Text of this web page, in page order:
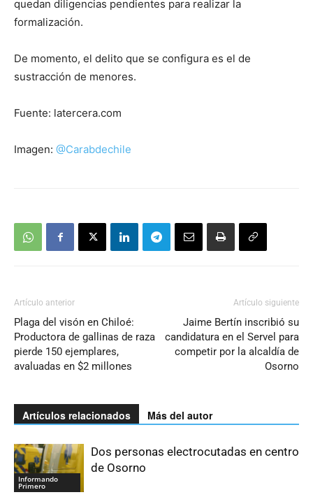
quedan diligencias pendientes para realizar la
formalización.
De momento, el delito que se configura es el de
sustracción de menores.
Fuente: latercera.com
Imagen: @Carabdechile
Artículo anterior
Plaga del visón en Chiloé:
Productora de gallinas de raza
pierde 150 ejemplares,
avaluadas en $2 millones
Artículo siguiente
Jaime Bertín inscribió su
candidatura en el Servel para
competir por la alcaldía de
Osorno
Artículos relacionados Más del autor
Informando
Primero
Dos personas electrocutadas en centro
de Osorno